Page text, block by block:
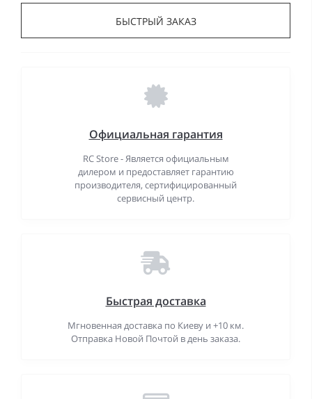
БЫСТРЫЙ ЗАКАЗ
Официальная гарантия
RC Store - Является официальным
дилером и предоставляет гарантию
производителя, сертифицированный
сервисный центр.
Быстрая доставка
Мгновенная доставка по Киеву и +10 км.
Отправка Новой Почтой в день заказа.